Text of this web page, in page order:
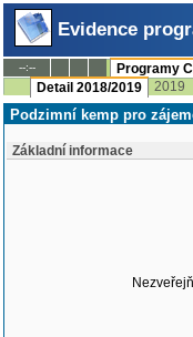
Evidence
--:-- Programy
Detail 2018/2019
2019
Podzimní kemp pro
Základní informace